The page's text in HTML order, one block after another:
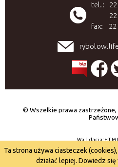
tel.:
fax:
22
© Wszelkie prawa zastrzeżone,
Walidacja:
Wykonanie
Ta strona używa ciasteczek
działać lepiej. Dowiedz się